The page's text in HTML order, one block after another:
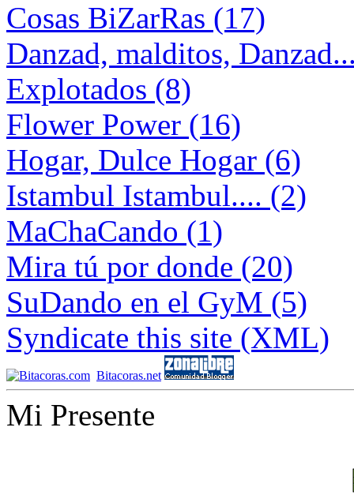
Cosas BiZarRas (17)
Danzad, malditos,
Explotados (8)
Flower Power (16)
Hogar, Dulce Hogar (6)
Istambul Istambul.... (2)
MaChaCando (1)
Mira tú por donde (20)
SuDando en el GyM (5)
Syndicate this site (XML)
Bitacoras.net
Mi Presente